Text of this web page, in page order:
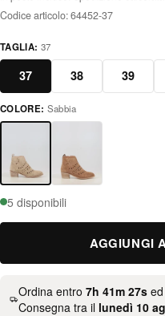
Codice articolo:64452-37
TAGLIA: 37
37 38 39
arena
COLORE: Sabbia
5 disponibili
AGGIUNGI
Ordina entro 7h 41m 26sed
Consegna tra il lunedì 10